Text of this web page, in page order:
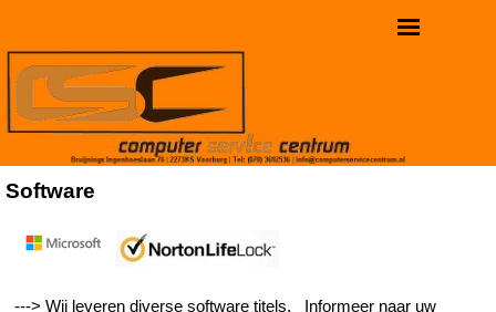
Software
---> Wij leveren diverse software titels, Informeer naar uw